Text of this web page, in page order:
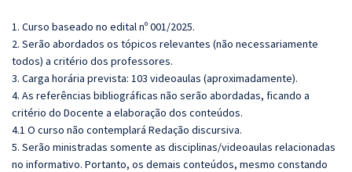
1. Curso baseado no edital nº 001/2025.
2. Serão abordados os tópicos relevantes (não necessariamente
todos) a critério dos professores.
3. Carga horária prevista: 103 videoaulas (aproximadamente).
4. As referências bibliográficas não serão abordadas, ficando a
critério do Docente a elaboração dos conteúdos.
4.1 O curso não contemplará Redação discursiva.
5. Serão ministradas somente as disciplinas/videoaulas relacionadas
no informativo. Portanto, os demais conteúdos, mesmo constando